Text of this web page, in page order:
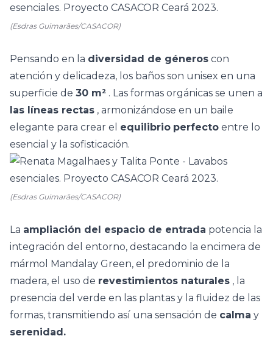
(Esdras Guimarães/CASACOR)
Pensando en la diversidad de géneros con
atención y delicadeza, los baños son unisex en una
superficie de 30 m² . Las formas orgánicas se unen a
las líneas rectas , armonizándose en un baile
elegante para crear el equilibrio perfecto entre lo
esencial y la sofisticación.
(Esdras Guimarães/CASACOR)
La ampliación del espacio de entrada potencia la
integración del entorno, destacando la encimera de
mármol Mandalay Green, el predominio de la
madera, el uso de revestimientos naturales , la
presencia del verde en las plantas y la fluidez de las
formas, transmitiendo así una sensación de calma y
serenidad.